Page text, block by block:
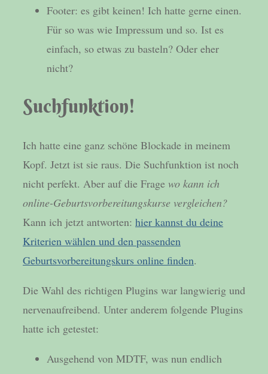
Footer: es gibt keinen! Ich hatte gerne einen.
Für so was wie Impressum und so. Ist es
einfach, so etwas zu basteln? Oder eher
nicht?
Suchfunktion!
Ich hatte eine ganz schöne Blockade in meinem
Kopf. Jetzt ist sie raus. Die Suchfunktion ist noch
nicht perfekt. Aber auf die Frage wo kann ich
online-Geburtsvorbereitungskurse vergleichen?
Kann ich jetzt antworten: hier kannst du deine
Kriterien wählen und den passenden
Geburtsvorbereitungskurs online finden.
Die Wahl des richtigen Plugins war langwierig und
nervenaufreibend. Unter anderem folgende Plugins
hatte ich getestet:
Ausgehend von MDTF, was nun endlich